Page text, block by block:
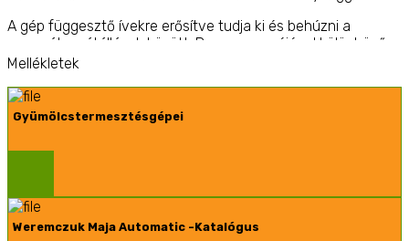
A gép függesztő ívekre erősítve tudja ki és behúzni a
ponyvát az átállások között. Ponyva cseréjével különböző
tőtávú ültetvényekben is gond nélkül alkalmazható.
dolgozik sík, illetve lankás ültetvényben egyaránt.
Műszaki adatok:
Szabályozható szalag sebességek
Érőgépigény: min. 90 LE
Mellékletek
Gyümölcstermesztésgépei
Weremczuk Maja Automatic -Katalógus